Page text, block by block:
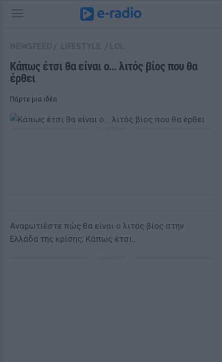
Κάπως έτσι θα είναι ο... λιτός βίος που θα
έρθει
Πάρτε μια ιδέα
Αναρωτιέστε πώς θα είναι ο λιτός βίος στην
Ελλάδα της κρίσης; Κάπως έτσι...